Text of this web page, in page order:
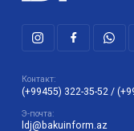
Контакт:
(+99455) 322-35-52 /
Э-почта:
ldj@bakuinform.az